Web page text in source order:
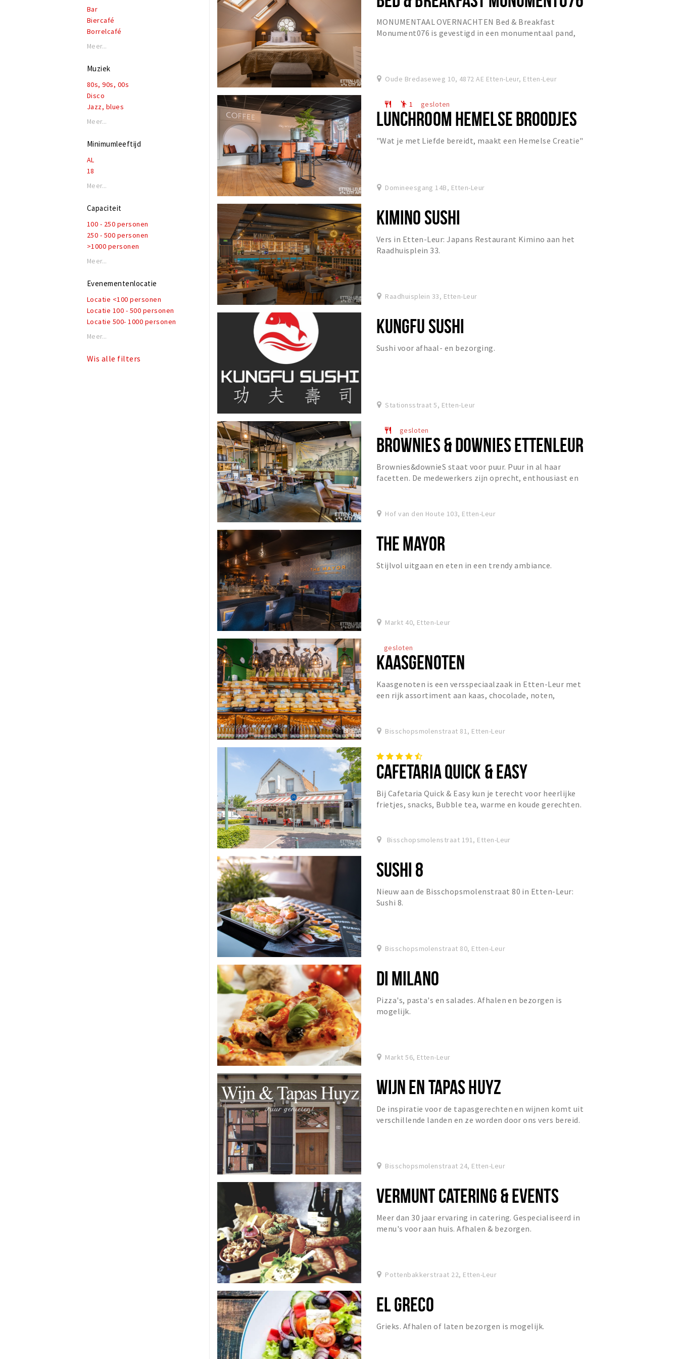
Bar
Biercafé
Borrelcafé
Bruincafé
Evenementenlocatie
Lounge
Podium
Meer...
Muziek
80s, 90s, 00s
Disco
Jazz, blues
Latin
Lounge
Rock, alternatief
Nederlandstalig
Soul
Irish
Meer...
Minimumleeftijd
AL
18
Meer...
Capaciteit
100 - 250 personen
250 - 500 personen
>1000 personen
Meer...
Evenementenlocatie
Locatie <100 personen
Locatie 100 - 500 personen
Locatie 500- 1000 personen
Meer...
Wis alle filters
MONUMENTAAL OVERNACHTEN Bed & Breakfast
Monument076 is gevestigd in een monumentaal pand,
Oude Bredaseweg 10, 4872 AE Etten-Leur, Etten-Leur
restaurant emoji_people 1 gesloten
LUNCHROOM HEMELSE BROODJES
"Wat je met Liefde bereidt, maakt een Hemelse Creatie"
Domineesgang 14B, Etten-Leur
KIMINO SUSHI
Vers in Etten-Leur: Japans Restaurant Kimino aan het
Raadhuisplein 33.
Raadhuisplein 33, Etten-Leur
KUNGFU SUSHI
Sushi voor afhaal- en bezorging.
Stationsstraat 5, Etten-Leur
restaurant gesloten
BROWNIES & DOWNIES ETTENLEUR
Brownies&downieS staat voor puur. Puur in al haar
facetten. De medewerkers zijn oprecht, enthousiast en
Hof van den Houte 103, Etten-Leur
THE MAYOR
Stijlvol uitgaan en eten in een trendy ambiance.
Markt 40, Etten-Leur
gesloten
KAASGENOTEN
Kaasgenoten is een versspeciaalzaak in Etten-Leur met
een rijk assortiment aan kaas, chocolade, noten,
Bisschopsmolenstraat 81, Etten-Leur
CAFETARIA QUICK & EASY
Bij Cafetaria Quick & Easy kun je terecht voor heerlijke
frietjes, snacks, Bubble tea, warme en koude gerechten.
Bisschopsmolenstraat 191, Etten-Leur
SUSHI 8
Nieuw aan de Bisschopsmolenstraat 80 in Etten-Leur:
Sushi 8.
Bisschopsmolenstraat 80, Etten-Leur
DI MILANO
Pizza's, pasta's en salades. Afhalen en bezorgen is
mogelijk.
Markt 56, Etten-Leur
WIJN EN TAPAS HUYZ
De inspiratie voor de tapasgerechten en wijnen komt uit
verschillende landen en ze worden door ons vers bereid.
Bisschopsmolenstraat 24, Etten-Leur
VERMUNT CATERING & EVENTS
Meer dan 30 jaar ervaring in catering. Gespecialiseerd in
menu's voor aan huis. Afhalen & bezorgen.
Pottenbakkerstraat 22, Etten-Leur
EL GRECO
Grieks. Afhalen of laten bezorgen is mogelijk.